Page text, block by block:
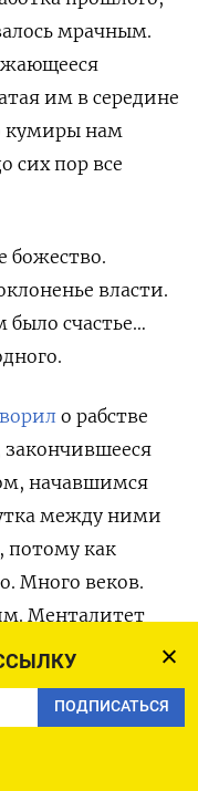
мрачным.
им в середине
кумиры нам
сих пор все
божество.
власти.
счастье…
о рабстве
закончившееся
начавшимся
между ними
потому как
Много веков.
Менталитет
что свобода —
а я говорю —
ПОДПИСАТЬСЯ